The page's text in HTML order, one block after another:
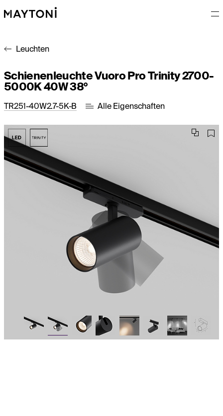
Leuchten
Schienenleuchte Vuoro Pro Trinity 2700-
5000K 40W 38°
TR251-40W2.7-5K-B Alle Eigenschaften